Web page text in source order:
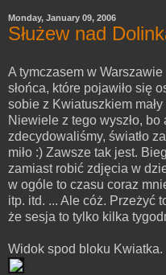
Monday, January 09, 2006
Służew nad
A tymczasem w
słońca, które pojawiło się
sobie z Kwiatuszkiem
Niewiele z tego wyszło,
zdecydowaliśmy, światło
miło :) Zawsze tak jest.
zamiast robić zdjęcia w
w ogóle to czasu coraz
itp. itd. ... Ale cóż. Przeżyć
że sesja to tylko kilka
Widok spod bloku Kwiatka.